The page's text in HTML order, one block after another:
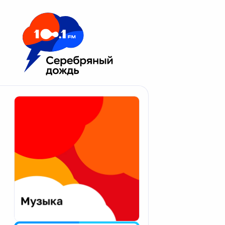
Москва 100.1 FM
Апатиты
Екатеринбург
Калининград
Калуга